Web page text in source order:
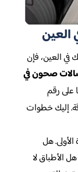
في العين، فإن
صحون في
على رقم
إليك خطوات
هل
الأطباق لا